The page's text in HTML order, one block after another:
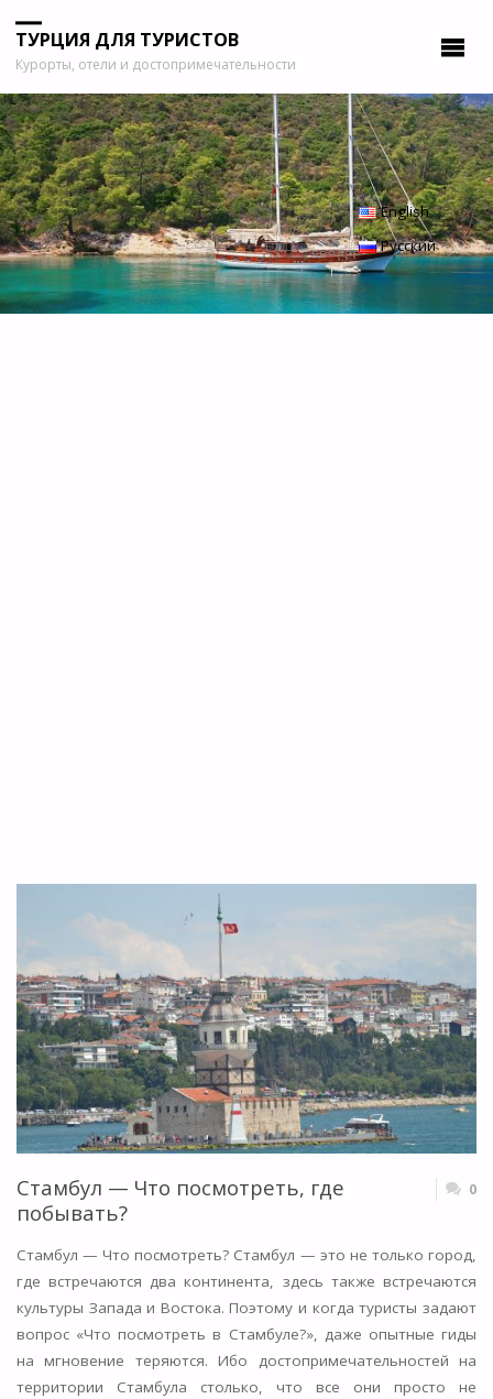
ТУРЦИЯ ДЛЯ ТУРИСТОВ
Курорты, отели и достопримечательности
English
Русский
Стамбул — Что посмотреть, где
побывать?
0
Стамбул — Что посмотреть? Стамбул — это не только город,
где встречаются два континента, здесь также встречаются
культуры Запада и Востока. Поэтому и когда туристы задают
вопрос «Что посмотреть в Стамбуле?», даже опытные гиды
на мгновение теряются. Ибо достопримечательностей на
территории Стамбула столько, что все они просто не